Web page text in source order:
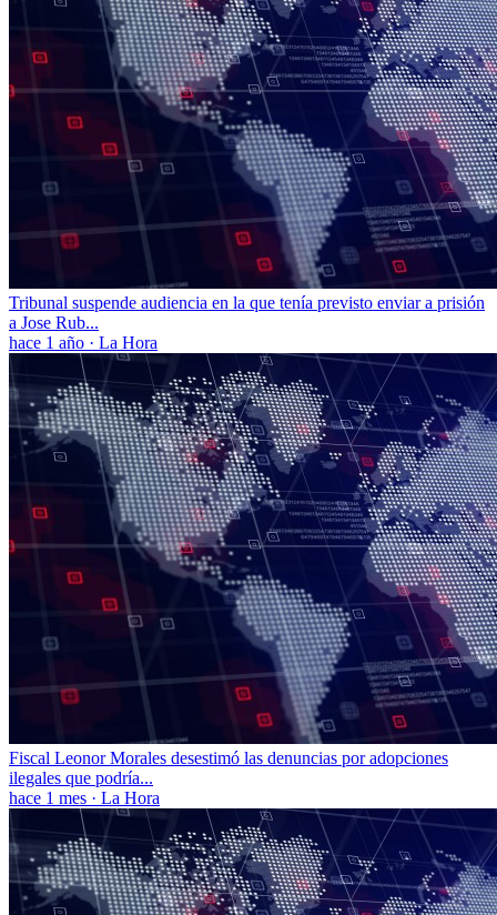
Tribunal suspende audiencia en la que tenía previsto enviar a prisión
a Jose Rub...
hace 1 año · La Hora
Fiscal Leonor Morales desestimó las denuncias por adopciones
ilegales que podría...
hace 1 mes · La Hora